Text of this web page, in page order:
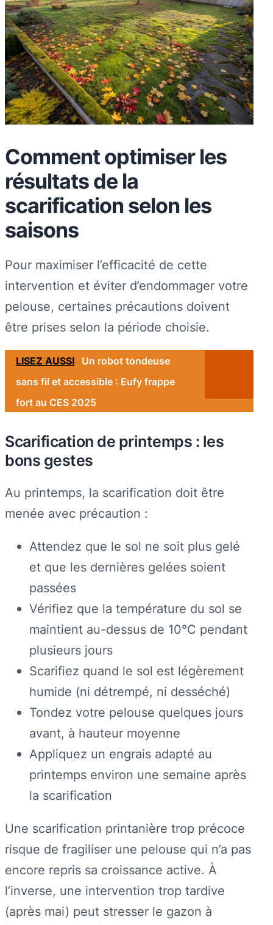
Comment optimiser les
résultats de la
scarification selon les
saisons
Pour maximiser l’efficacité de cette
intervention et éviter d’endommager votre
pelouse, certaines précautions doivent
être prises selon la période choisie.
LISEZ AUSSI
Un robot tondeuse
sans fil et accessible : Eufy frappe
fort au CES 2025
Scarification de printemps : les
bons gestes
Au printemps, la scarification doit être
menée avec précaution :
Attendez que le sol ne soit plus gelé
et que les dernières gelées soient
passées
Vérifiez que la température du sol se
maintient au-dessus de 10°C pendant
plusieurs jours
Scarifiez quand le sol est légèrement
humide (ni détrempé, ni desséché)
Tondez votre pelouse quelques jours
avant, à hauteur moyenne
Appliquez un engrais adapté au
printemps environ une semaine après
la scarification
Une scarification printanière trop précoce
risque de fragiliser une pelouse qui n’a pas
encore repris sa croissance active. À
l’inverse, une intervention trop tardive
(après mai) peut stresser le gazon à